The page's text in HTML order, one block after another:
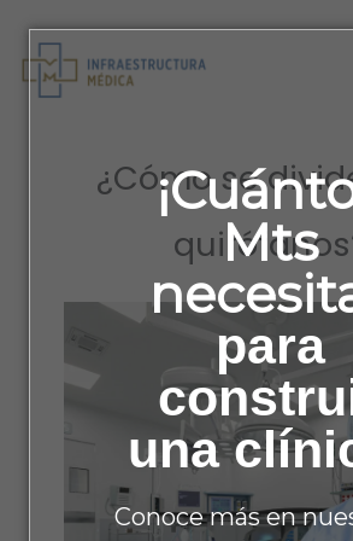
Mts
para
una
Conoce más en
contenido
¿Cómo se